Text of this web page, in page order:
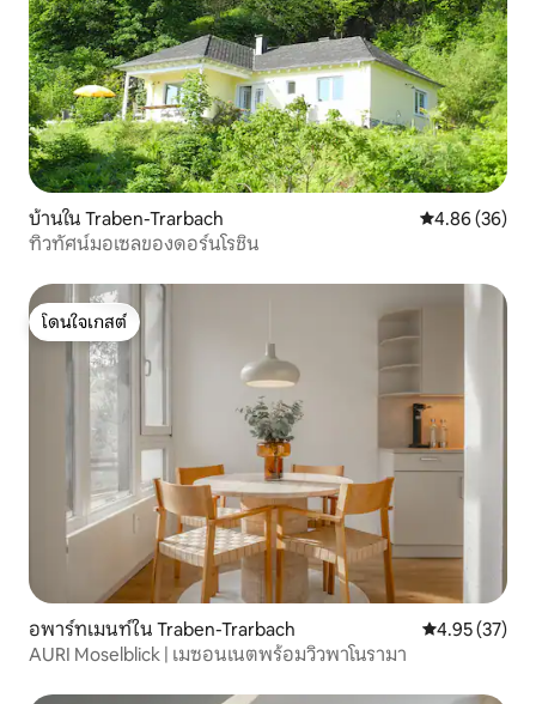
บ้านใน Traben-Trarbach คะแนนเฉลี่ย
4.86 (36)
ทิวทัศน์มอเซลของดอร์นโรชิน
โดนใจเกสต์
โดนใจเกสต์
อพาร์ทเมนท์ใน Traben-Trarbach คะแนนเฉลี่ย
4.95 (37)
AURI Moselblick | เมซอนเนตพร้อมวิวพาโนรามา